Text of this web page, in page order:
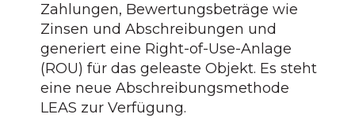
Zahlungen, Bewertungsbeträge wie
Zinsen und Abschreibungen und
generiert eine Right-of-Use-Anlage
(ROU) für das geleaste Objekt. Es steht
eine neue Abschreibungsmethode
LEAS zur Verfügung.